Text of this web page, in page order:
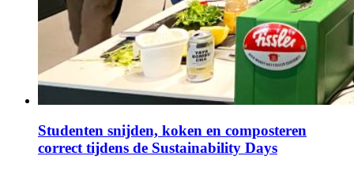
Studenten snijden, koken en composteren
correct tijdens de Sustainability Days